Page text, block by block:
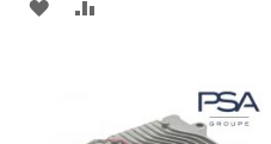
AGREGAR
FAVORITOS